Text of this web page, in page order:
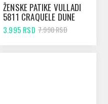
ŽENSKE PATIKE VULLADI
5811 CRAQUELE DUNE
3.995 RSD 7.990 RSD